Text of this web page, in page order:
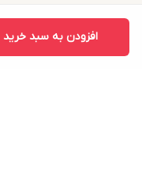
افزودن به سبد خرید